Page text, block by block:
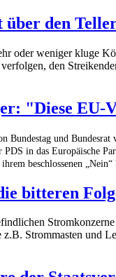
den
oder weniger kluge
den
"Diese EU-
und Bundesrat
in das Europäische
beschlossenen „Nein“
bitteren
Strommasten und